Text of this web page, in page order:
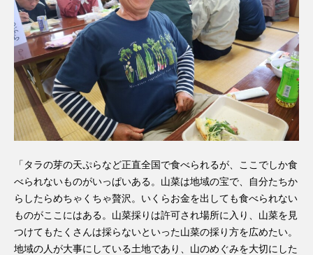
「タラの芽の天ぷらなど正直全国で食べられるが、ここでしか食
べられないものがいっぱいある。山菜は地域の宝で、自分たちか
らしたらめちゃくちゃ贅沢。いくらお金を出しても食べられない
ものがここにはある。山菜採りは許可され場所に入り、山菜を見
つけてもたくさんは採らないといった山菜の採り方を広めたい。
地域の人が大事にしている土地であり、山のめぐみを大切にした